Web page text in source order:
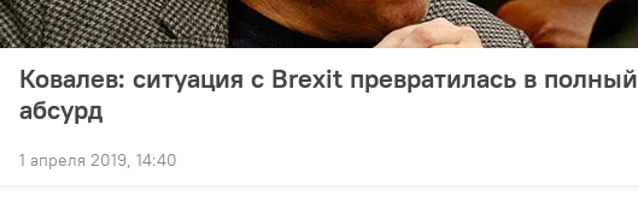
Ковалев: ситуация с Brexit превратилась в полный
абсурд
1 апреля 2019, 14:40